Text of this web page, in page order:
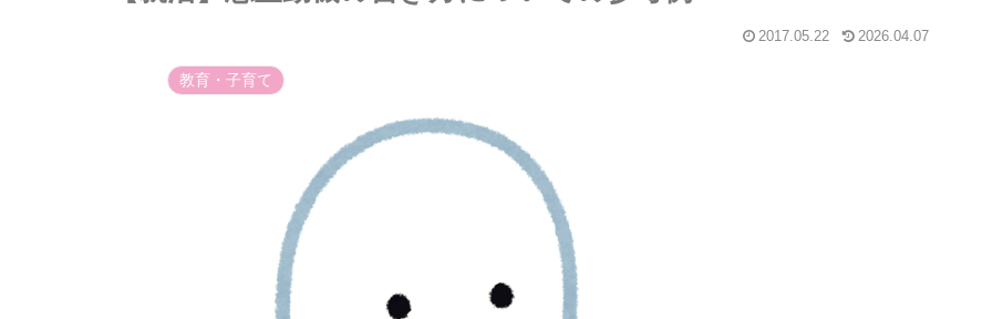
2017.05.22 2026.04.07
教育・子育て